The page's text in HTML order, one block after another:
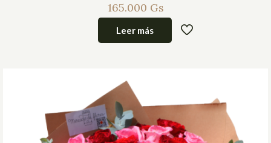
165.000 Gs
Leer más